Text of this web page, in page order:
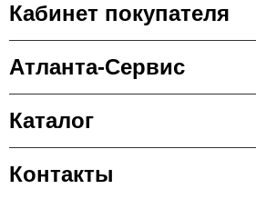
Кабинет покупателя
Атланта-Сервис
Каталог
Контакты